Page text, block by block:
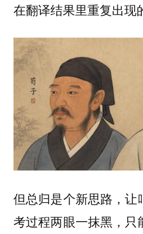
在翻译结果里重复出现
但总归是个新思路，让
考过程两眼一抹黑，